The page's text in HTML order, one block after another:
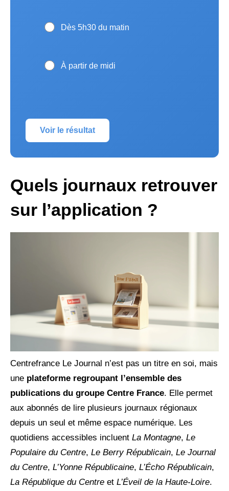
Dès 5h30 du matin
À partir de midi
Voir le résultat
Quels journaux retrouver
sur l’application ?
Centrefrance Le Journal n’est pas un titre en soi, mais
une plateforme regroupant l’ensemble des
publications du groupe Centre France. Elle permet
aux abonnés de lire plusieurs journaux régionaux
depuis un seul et même espace numérique. Les
quotidiens accessibles incluent La Montagne, Le
Populaire du Centre, Le Berry Républicain, Le Journal
du Centre, L’Yonne Républicaine, L’Écho Républicain,
La République du Centre et L’Éveil de la Haute-Loire.